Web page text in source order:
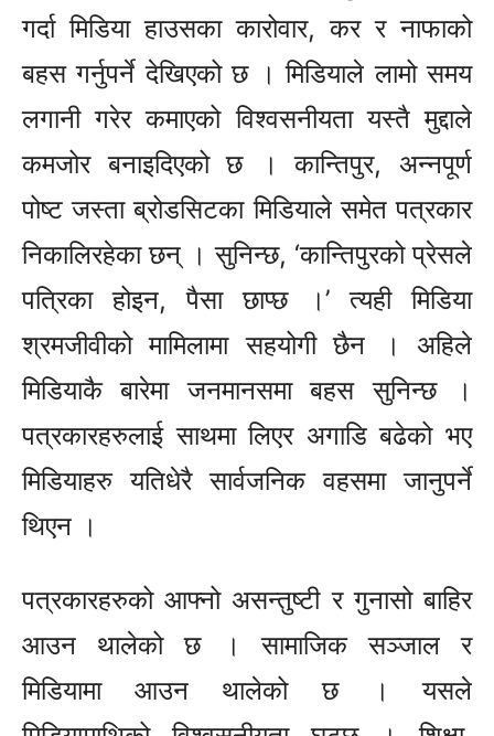
गर्दा मिडिया हाउसका कारोवार, कर र नाफाको
बहस गर्नुपर्ने देखिएको छ । मिडियाले लामो समय
लगानी गरेर कमाएको विश्वसनीयता यस्तै मुद्दाले
कमजोर बनाइदिएको छ । कान्तिपुर, अन्नपूर्ण
पोष्ट जस्ता ब्रोडसिटका मिडियाले समेत पत्रकार
निकालिरहेका छन् । सुनिन्छ, ‘कान्तिपुरको प्रेसले
पत्रिका होइन, पैसा छाप्छ ।’ त्यही मिडिया
श्रमजीवीको मामिलामा सहयोगी छैन । अहिले
मिडियाकै बारेमा जनमानसमा बहस सुनिन्छ ।
पत्रकारहरुलाई साथमा लिएर अगाडि बढेको भए
मिडियाहरु यतिधेरै सार्वजनिक वहसमा जानुपर्ने
थिएन ।
पत्रकारहरुको आफ्नो असन्तुष्टी र गुनासो बाहिर
आउन थालेको छ । सामाजिक सञ्जाल र
मिडियामा आउन थालेको छ । यसले